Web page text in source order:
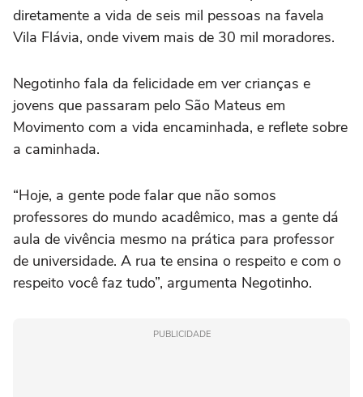
diretamente a vida de seis mil pessoas na favela
Vila Flávia, onde vivem mais de 30 mil moradores.
Negotinho fala da felicidade em ver crianças e
jovens que passaram pelo São Mateus em
Movimento com a vida encaminhada, e reflete sobre
a caminhada.
“Hoje, a gente pode falar que não somos
professores do mundo acadêmico, mas a gente dá
aula de vivência mesmo na prática para professor
de universidade. A rua te ensina o respeito e com o
respeito você faz tudo”, argumenta Negotinho.
PUBLICIDADE